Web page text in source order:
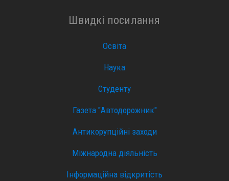
Швидкі посилання
Освіта
Наука
Студенту
Газета "Автодорожник"
Антикорупційні заходи
Міжнародна діяльність
Інформаційна відкритість